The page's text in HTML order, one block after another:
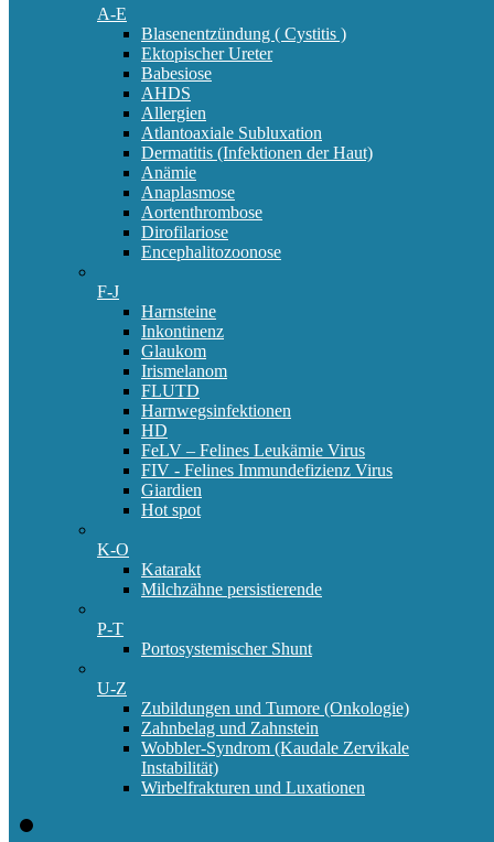
A-E
Blasenentzündung ( Cystitis )
Ektopischer Ureter
Babesiose
AHDS
Allergien
Atlantoaxiale Subluxation
Dermatitis (Infektionen der Haut)
Anämie
Anaplasmose
Aortenthrombose
Dirofilariose
Encephalitozoonose
F-J
Harnsteine
Inkontinenz
Glaukom
Irismelanom
FLUTD
Harnwegsinfektionen
HD
FeLV – Felines Leukämie Virus
FIV - Felines Immundefizienz Virus
Giardien
Hot spot
K-O
Katarakt
Milchzähne persistierende
P-T
Portosystemischer Shunt
U-Z
Zubildungen und Tumore (Onkologie)
Zahnbelag und Zahnstein
Wobbler-Syndrom (Kaudale Zervikale
Instabilität)
Wirbelfrakturen und Luxationen